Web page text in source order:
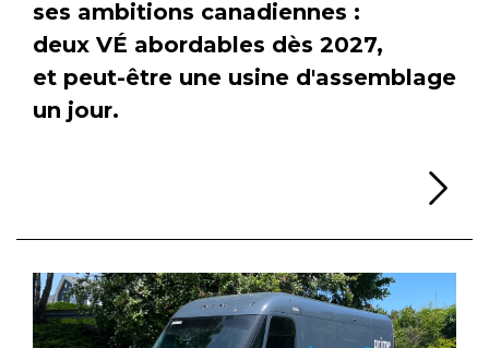
ses ambitions canadiennes :
deux VÉ abordables dès 2027,
et peut-être une usine d'assemblage
un jour.